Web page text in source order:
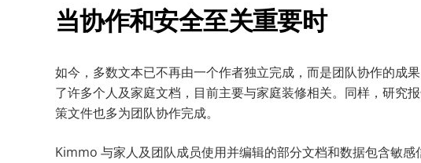
当协作和安全至关重要时
如今，多数文本已不再由一个作者独立完成，而是团队协作的成
了许多个人及家庭文档，目前主要与家庭装修相关。同样，研究
策文件也多为团队协作完成。
Kimmo 与家人及团队成员使用并编辑的部分文档和数据包含敏感